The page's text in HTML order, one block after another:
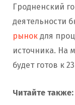
Гродненский
деятельности
рынок для
источника. На
будет готов к
Читайте также: